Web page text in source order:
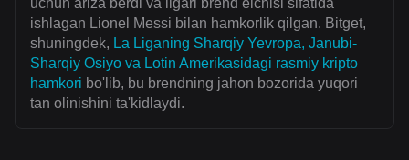
uchun ariza berdi va ilgari brend elchisi sifatida
ishlagan Lionel Messi bilan hamkorlik qilgan. Bitget,
shuningdek, La Liganing Sharqiy Yevropa, Janubi-
Sharqiy Osiyo va Lotin Amerikasidagi rasmiy kripto
hamkori bo'lib, bu brendning jahon bozorida yuqori
tan olinishini ta'kidlaydi.